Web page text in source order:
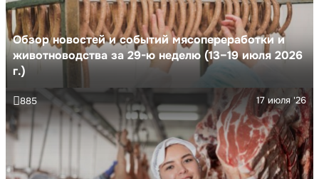
Обзор новостей и событий мясопереработки и
животноводства за 29-ю неделю (13–19 июля 2026
г.)
17 июля '26
885